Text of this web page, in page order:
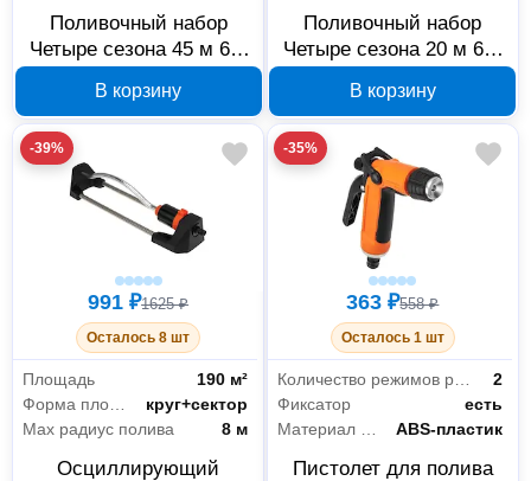
Поливочный набор
Четыре сезона 45 м 62-
В корзину
Поливочный набор
Четыре сезона 20 м 62-
В корзину
-39%
991 ₽1625 ₽
Осталось 8 шт
Площадь
190 м²
круг+сектор
Max радиус полива
8 м
Осциллирующий
-35%
363 ₽558 ₽
Осталось 1 шт
Количество режимов распыления
2
Фиксатор
есть
ABS-пластик
Пистолет для полива